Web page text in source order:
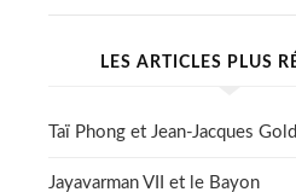
LES ARTICLES PLUS
Taï Phong et Jean-Jacques
Jayavarman VII et le Bayon